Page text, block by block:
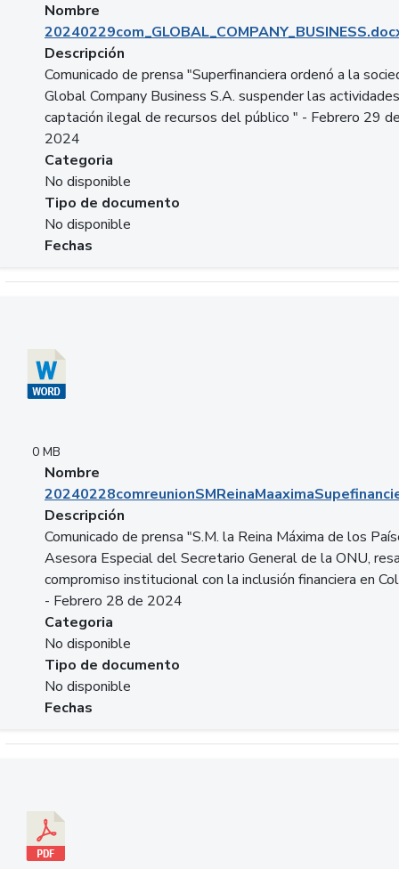
Nombre
Descripción
Comunicado de prensa "Superfinanciera ordenó a la
Global Company Business S.A. suspender las
captación ilegal de recursos del público " - Febrero 29
2024
Categoria
No disponible
Tipo de documento
No disponible
Fechas
0 MB
Nombre
Descripción
Comunicado de prensa "S.M. la Reina Máxima de los
Asesora Especial del Secretario General de la ONU,
compromiso institucional con la inclusión financiera en
- Febrero 28 de 2024
Categoria
No disponible
Tipo de documento
No disponible
Fechas